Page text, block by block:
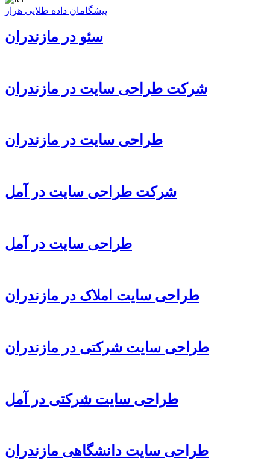
پیشگامان داده طلایی هراز
سئو در مازندران
شرکت طراحی سایت در مازندران
طراحی سایت در مازندران
شرکت طراحی سایت در آمل
طراحی سایت در آمل
طراحی سایت املاک در مازندران
طراحی سایت شرکتی در مازندران
طراحی سایت شرکتی در آمل
طراحی سایت دانشگاهی مازندران